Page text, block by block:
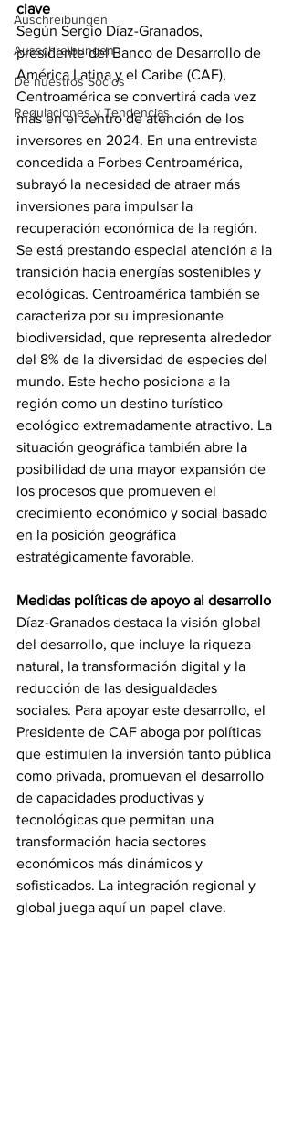
Auschreibungen
Ausschreibungen
De nuestros Socios
Regulaciones y Tendencias
clave
Según Sergio Díaz-Granados,
presidente del Banco de Desarrollo de
América Latina y el Caribe (CAF),
Centroamérica se convertirá cada vez
más en el centro de atención de los
inversores en 2024. En una entrevista
concedida a Forbes Centroamérica,
subrayó la necesidad de atraer más
inversiones para impulsar la
recuperación económica de la región.
Se está prestando especial atención a la
transición hacia energías sostenibles y
ecológicas. Centroamérica también se
caracteriza por su impresionante
biodiversidad, que representa alrededor
del 8% de la diversidad de especies del
mundo. Este hecho posiciona a la
región como un destino turístico
ecológico extremadamente atractivo. La
situación geográfica también abre la
posibilidad de una mayor expansión de
los procesos que promueven el
crecimiento económico y social basado
en la posición geográfica
estratégicamente favorable.
Medidas políticas de apoyo al desarrollo
Díaz-Granados destaca la visión global
del desarrollo, que incluye la riqueza
natural, la transformación digital y la
reducción de las desigualdades
sociales. Para apoyar este desarrollo, el
Presidente de CAF aboga por políticas
que estimulen la inversión tanto pública
como privada, promuevan el desarrollo
de capacidades productivas y
tecnológicas que permitan una
transformación hacia sectores
económicos más dinámicos y
sofisticados. La integración regional y
global juega aquí un papel clave.